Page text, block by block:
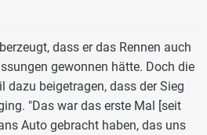
dass er das Rennen auch
gewonnen hätte. Doch die
dazu beigetragen, dass der Sieg
"Das war das erste Mal [seit
Auto gebracht haben, das uns